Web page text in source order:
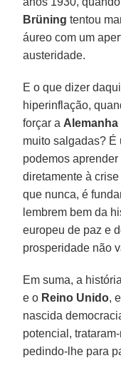
Brüning tentou
áureo com um
austeridade.
E o que dizer
hiperinflação,
forçar a Alemanha
muito salgadas? É
podemos
diretamente à
que nunca, é
lembrem bem da
europeu de paz e
prosperidade não
Em suma, a
e o Reino Unido,
nascida
potencial,
pedindo-lhe para